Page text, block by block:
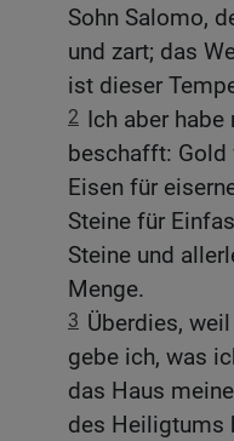
Sohn Salomo,
und zart; das
ist dieser
2 Ich aber
beschafft: Gold
Eisen für
Steine für
Steine und
Menge.
3 Überdies,
gebe ich, was
das Haus
des Heiligtums